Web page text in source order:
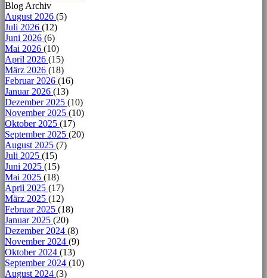
Blog Archiv
August 2026 (5)
Juli 2026 (12)
Juni 2026 (6)
Mai 2026 (10)
April 2026 (15)
März 2026 (18)
Februar 2026 (16)
Januar 2026 (13)
Dezember 2025 (10)
November 2025 (10)
Oktober 2025 (17)
September 2025 (20)
August 2025 (7)
Juli 2025 (15)
Juni 2025 (15)
Mai 2025 (18)
April 2025 (17)
März 2025 (12)
Februar 2025 (18)
Januar 2025 (20)
Dezember 2024 (8)
November 2024 (9)
Oktober 2024 (13)
September 2024 (10)
August 2024 (3)